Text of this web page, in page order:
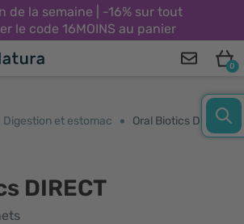
de la semaine | -16% sur tout
le code 16MOINS au panier
0
Digestion et estomac Oral Biotics DIRECT
DIRECT